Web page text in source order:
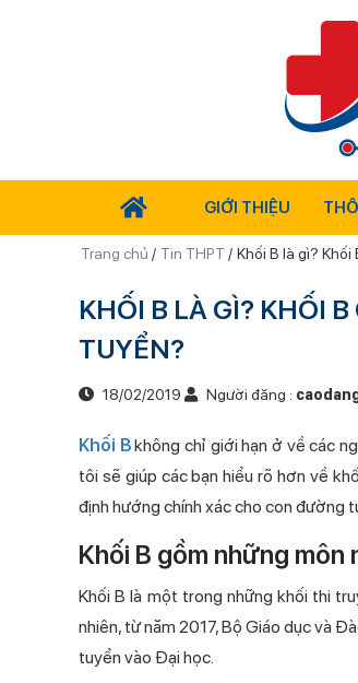
GIỚI THIỆU
Trang chủ / Tin THPT / Khối B là gì?
KHỐI B LÀ GÌ? KHỐI
TUYỂN?
18/02/2019 Người đăng :
Khối Bkhông chỉ giới hạn ở về các
tôi sẽ giúp các bạn hiểu rõ hơn về
định hướng chính xác cho con đường
Khối B gồm những môn
Khối B là một trong những khối thi
nhiên, từ năm 2017, Bộ Giáo dục và
tuyển vào Đại học.